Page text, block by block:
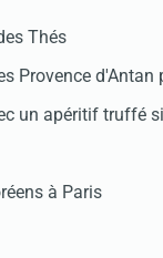
Thés
Provence
un apéritif truffé
à Paris